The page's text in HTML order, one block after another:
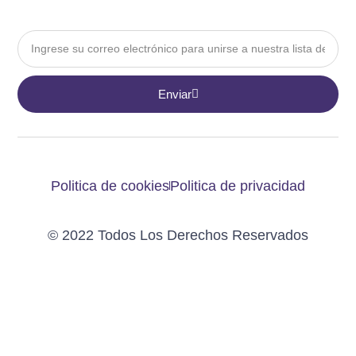
Email
Enviar
Politica de cookiesPolitica de privacidad
© 2022 Todos Los Derechos Reservados